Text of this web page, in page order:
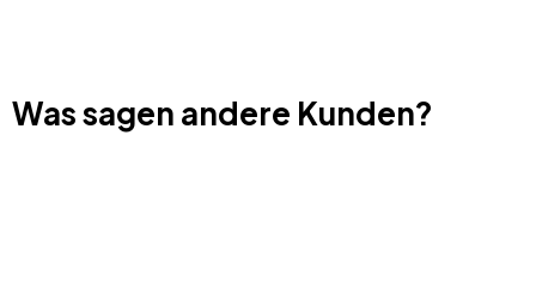
Was sagen andere Kunden?